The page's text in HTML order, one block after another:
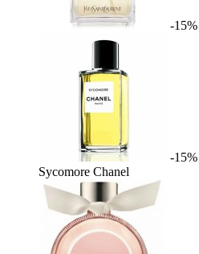
-15%
-15%
Sycomore Chanel